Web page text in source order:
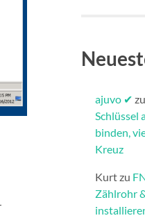
ajuvo ✔ zu
Schlüssel
binden,
Kreuz
Kurtzu
Zählrohr